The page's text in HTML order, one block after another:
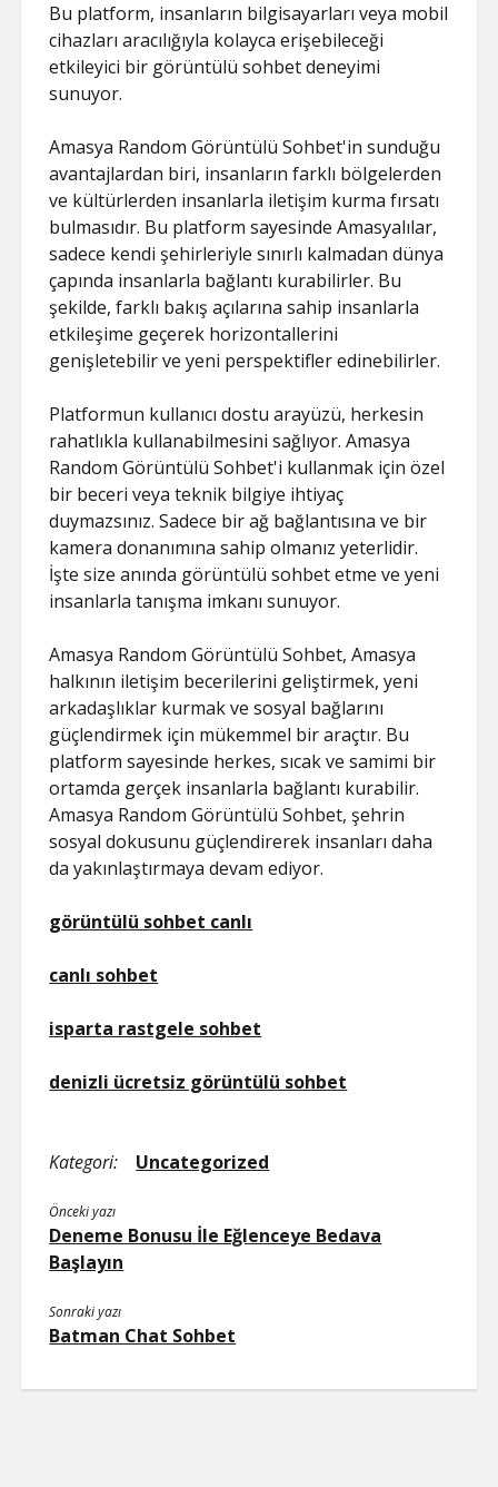
Bu platform, insanların bilgisayarları veya mobil
cihazları aracılığıyla kolayca erişebileceği
etkileyici bir görüntülü sohbet deneyimi
sunuyor.
Amasya Random Görüntülü Sohbet'in sunduğu
avantajlardan biri, insanların farklı bölgelerden
ve kültürlerden insanlarla iletişim kurma fırsatı
bulmasıdır. Bu platform sayesinde Amasyalılar,
sadece kendi şehirleriyle sınırlı kalmadan dünya
çapında insanlarla bağlantı kurabilirler. Bu
şekilde, farklı bakış açılarına sahip insanlarla
etkileşime geçerek horizontallerini
genişletebilir ve yeni perspektifler edinebilirler.
Platformun kullanıcı dostu arayüzü, herkesin
rahatlıkla kullanabilmesini sağlıyor. Amasya
Random Görüntülü Sohbet'i kullanmak için özel
bir beceri veya teknik bilgiye ihtiyaç
duymazsınız. Sadece bir ağ bağlantısına ve bir
kamera donanımına sahip olmanız yeterlidir.
İşte size anında görüntülü sohbet etme ve yeni
insanlarla tanışma imkanı sunuyor.
Amasya Random Görüntülü Sohbet, Amasya
halkının iletişim becerilerini geliştirmek, yeni
arkadaşlıklar kurmak ve sosyal bağlarını
güçlendirmek için mükemmel bir araçtır. Bu
platform sayesinde herkes, sıcak ve samimi bir
ortamda gerçek insanlarla bağlantı kurabilir.
Amasya Random Görüntülü Sohbet, şehrin
sosyal dokusunu güçlendirerek insanları daha
da yakınlaştırmaya devam ediyor.
görüntülü sohbet canlı
canlı sohbet
isparta rastgele sohbet
denizli ücretsiz görüntülü sohbet
Kategori: Uncategorized
Önceki yazı
Deneme Bonusu İle Eğlenceye Bedava
Başlayın
Sonraki yazı
Batman Chat Sohbet